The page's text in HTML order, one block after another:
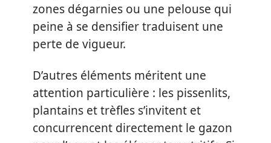
zones dégarnies ou une pelouse qui
peine à se densifier traduisent une
perte de vigueur.
D’autres éléments méritent une
attention particulière : les pissenlits,
plantains et trèfles s’invitent et
concurrencent directement le gazon